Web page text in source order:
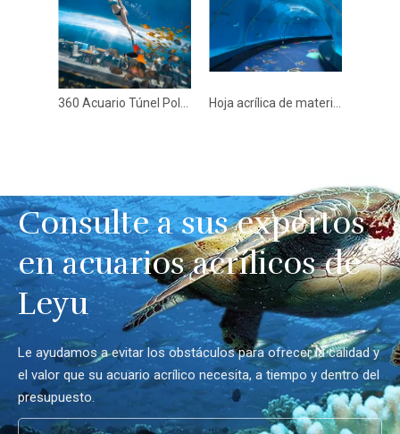
Consulte a sus expertos
en acuarios acrílicos de
Leyu
Le ayudamos a evitar los obstáculos para ofrecer la calidad y
el valor que su acuario acrílico necesita, a tiempo y dentro del
presupuesto.